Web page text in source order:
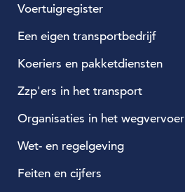
Voertuigregister
Een eigen transportbedrijf
Koeriers en pakketdiensten
Zzp'ers in het transport
Organisaties in het wegvervoer
Wet- en regelgeving
Feiten en cijfers